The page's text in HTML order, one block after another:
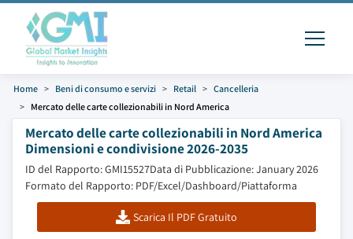
Home Beni di consumo e servizi Retail
Cancelleria
Mercato delle carte collezionabili in Nord America
Mercato delle carte collezionabili in Nord America
Dimensioni e condivisione 2026-2035
ID del Rapporto: GMI15527Data di Pubblicazione: January 2026
Formato del Rapporto: PDF/Excel/Dashboard/Piattaforma
Scarica Il PDF Gratuito